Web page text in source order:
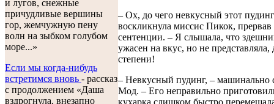
и лугов, снежные
причудливые вершины
гор, жемчужную пену
волн на зыбком голубом
море...»
Если мы когда-нибудь
встретимся вновь - рассказ
с продолжением «Даша
вздрогнула, внезапно
– Ох, до чего невкусный этот
воскликнула миссис Пикок, прервав
сентенции. – Я слышала, что
ужасен на вкус, но не представляла,
степени!
– Невкусный пудинг, – машинально
Мод. – Его неправильно